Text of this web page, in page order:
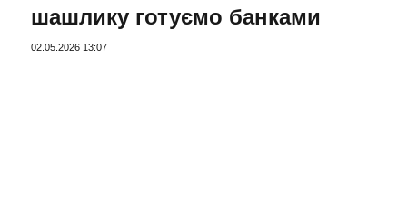
шашлику готуємо банками
02.05.2026 13:07